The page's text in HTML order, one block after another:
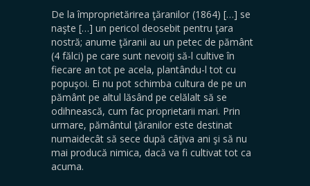
De la împroprietărirea ţăranilor (1864) […] se
naşte […] un pericol deosebit pentru ţara
nostră; anume ţăranii au un petec de pământ
(4 fălci) pe care sunt nevoiţi să-l cultive în
fiecare an tot pe acela, plantându-l tot cu
popuşoi. Ei nu pot schimba cultura de pe un
pământ pe altul lăsând pe celălalt să se
odihnească, cum fac proprietarii mari. Prin
urmare, pământul ţăranilor este destinat
numaidecât să sece după câţiva ani şi să nu
mai producă nimica, dacă va fi cultivat tot ca
acuma.